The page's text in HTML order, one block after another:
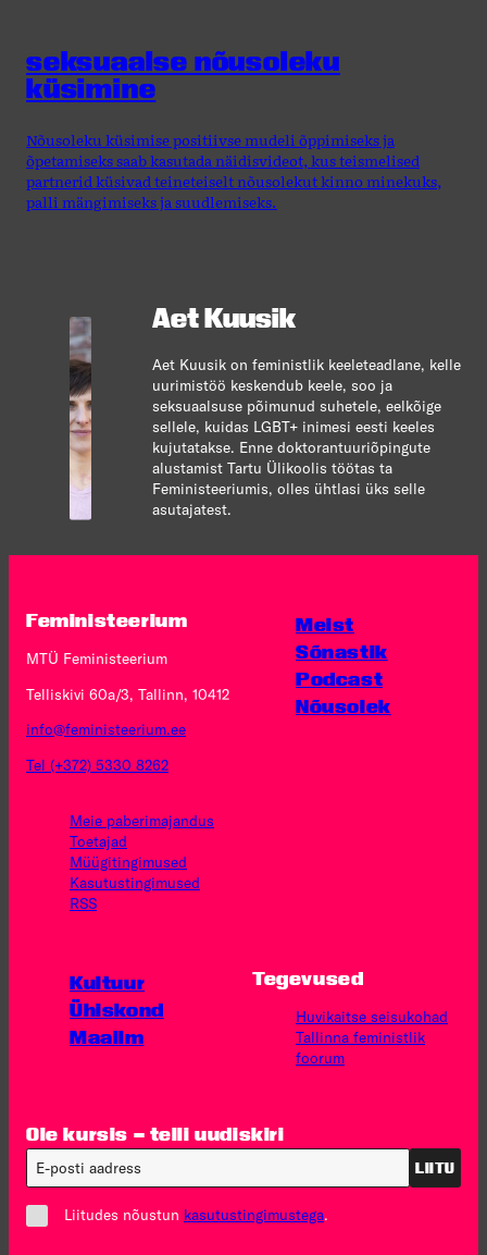
seksuaalse nõusoleku
küsimine
Nõusoleku küsimise positiivse mudeli õppimiseks ja
õpetamiseks saab kasutada näidisvideot, kus teismelised
partnerid küsivad teineteiselt nõusolekut kinno minekuks,
palli mängimiseks ja suudlemiseks.
Aet Kuusik
Aet Kuusik on feministlik keeleteadlane, kelle
uurimistöö keskendub keele, soo ja
seksuaalsuse põimunud suhetele, eelkõige
sellele, kuidas LGBT+ inimesi eesti keeles
kujutatakse. Enne doktorantuuriõpingute
alustamist Tartu Ülikoolis töötas ta
Feministeeriumis, olles ühtlasi üks selle
asutajatest.
Feministeerium
MTÜ Feministeerium
Telliskivi 60a/3, Tallinn, 10412
info@feministeerium.ee
Tel (+372) 5330 8262
Meie paberimajandus
Toetajad
Müügitingimused
Kasutus­tingimused
RSS
Meist
Sõnastik
Podcast
Nõusolek
Kultuur
Ühiskond
Maailm
Tegevused
Huvikaitse seisukohad
Tallinna feministlik
foorum
Ole kursis – telli uudiskiri
LIITU
Liitudes nõustun kasutustingimustega.